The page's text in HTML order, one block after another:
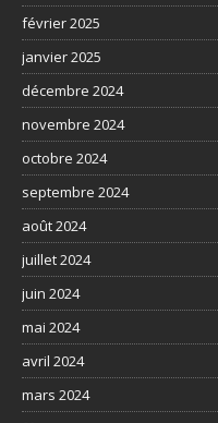
février 2025
janvier 2025
décembre 2024
novembre 2024
octobre 2024
septembre 2024
août 2024
juillet 2024
juin 2024
mai 2024
avril 2024
mars 2024